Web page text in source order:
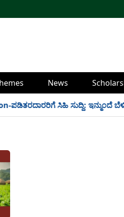
News
ಸಿಹಿ ಸುದ್ದಿ: ಇನ್ಮುಂದೆ